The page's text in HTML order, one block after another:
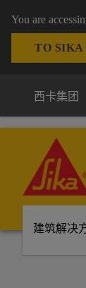
You are
TO SIKA
西卡集团
建筑解决